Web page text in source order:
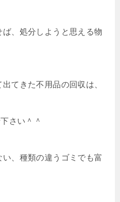
、処分しようと思える物
てきた不用品の回収は、
さい＾＾
、種類の違うゴミでも富